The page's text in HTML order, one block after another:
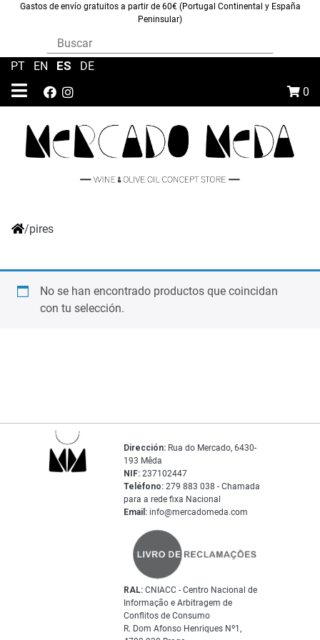
Gastos de envío gratuitos a partir de 60€ (Portugal Continental y España
Peninsular)
0
PT EN ES DE
/pires
No se han encontrado productos que coincidan
con tu selección.
Dirección: Rua do Mercado, 6430-
193 Mêda
NIF: 237102447
Teléfono: 279 883 038 - Chamada
para a rede fixa Nacional
Email: info@mercadomeda.com
RAL: CNIACC - Centro Nacional de
Informação e Arbitragem de
Conflitos de Consumo
R. Dom Afonso Henriques Nº1,